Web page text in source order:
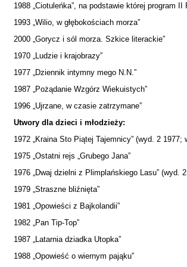
1988 „Ciotuleńka”, na podstawie której program
1993 „Wilio, w głębokościach morza”
2000 „Gorycz i sól morza. Szkice literackie”
1970 „Ludzie i krajobrazy”
1977 „Dziennik intymny mego N.N.”
1987 „Pożądanie Wzgórz Wiekuistych”
1996 „Ujrzane, w czasie zatrzymane”
Utwory dla dzieci i młodzieży:
1972 „Kraina Sto Piątej Tajemnicy” (wyd. 2 1977;
1975 „Ostatni rejs „Grubego Jana”
1976 „Dwaj dzielni z Plimplańskiego Lasu” (wyd.
1979 „Straszne bliźnięta”
1981 „Opowieści z Bajkolandii”
1982 „Pan Tip-Top”
1987 „Latarnia dziadka Utopka”
1988 „Opowieść o wiernym pająku”